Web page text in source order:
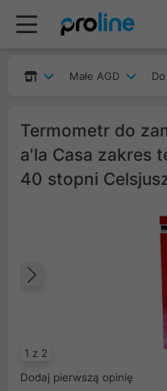
Małe AGD
Termometr do
a'la Casa zakres
40 stopni
1 z 2
Dodaj pierwszą opinię